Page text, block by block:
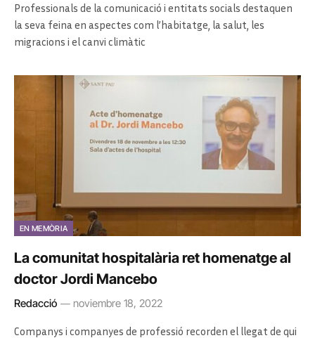
Professionals de la comunicació i entitats socials destaquen
la seva feina en aspectes com l’habitatge, la salut, les
migracions i el canvi climàtic
EN MEMÒRIA
La comunitat hospitalària ret homenatge al
doctor Jordi Mancebo
Redacció noviembre 18, 2022
Companys i companyes de professió recorden el llegat de qui